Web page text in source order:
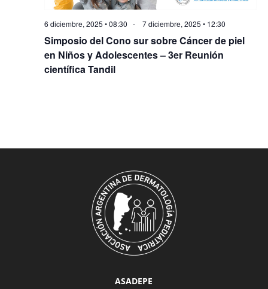
6 diciembre, 2025 • 08:30 - 7 diciembre, 2025 • 12:30
Simposio del Cono sur sobre Cáncer de piel
en Niños y Adolescentes – 3er Reunión
científica Tandil
ASADEPE